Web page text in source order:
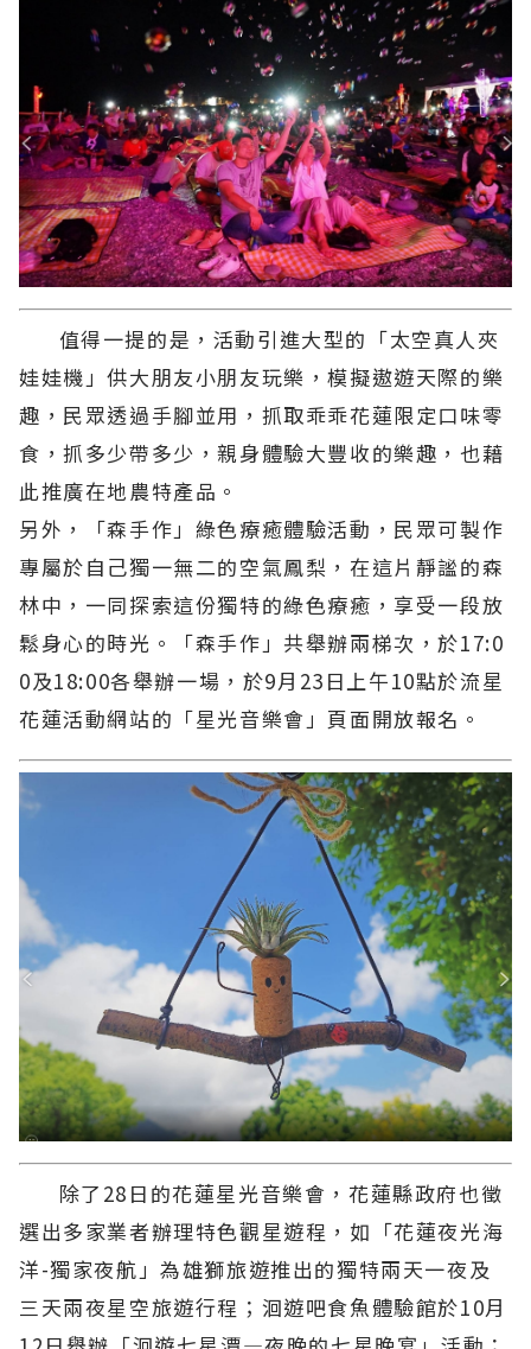
值得一提的是，活動引進大型的「太空真人夾
娃娃機」供大朋友小朋友玩樂，模擬遨遊天際的樂
趣，民眾透過手腳並用，抓取乖乖花蓮限定口味零
食，抓多少帶多少，親身體驗大豐收的樂趣，也藉
此推廣在地農特產品。
另外，「森手作」綠色療癒體驗活動，民眾可製作
專屬於自己獨一無二的空氣鳳梨，在這片靜謐的森
林中，一同探索這份獨特的綠色療癒，享受一段放
鬆身心的時光。「森手作」共舉辦兩梯次，於17:0
0及18:00各舉辦一場，於9月23日上午10點於流星
花蓮活動網站的「星光音樂會」頁面開放報名。
除了28日的花蓮星光音樂會，花蓮縣政府也徵
選出多家業者辦理特色觀星遊程，如「花蓮夜光海
洋-獨家夜航」為雄獅旅遊推出的獨特兩天一夜及
三天兩夜星空旅遊行程；洄遊吧食魚體驗館於10月